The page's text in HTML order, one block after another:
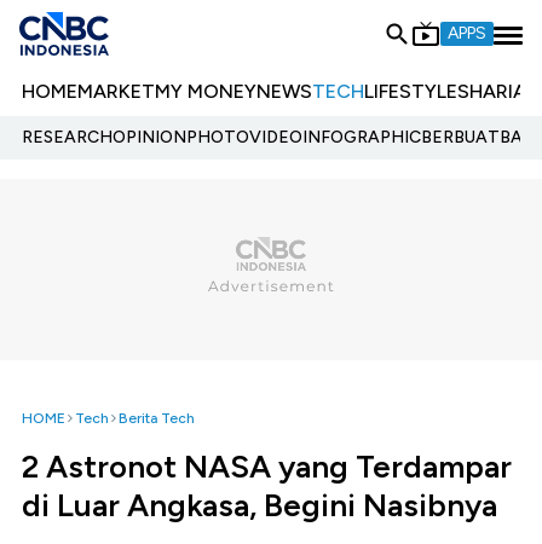
APPS
HOMEMARKETMY MONEYNEWSTECHLIFESTYLESHARIA
RESEARCHOPINIONPHOTOVIDEOINFOGRAPHIC
HOME Tech Berita Tech
2 Astronot NASA yang Terdampar
di Luar Angkasa, Begini Nasibnya